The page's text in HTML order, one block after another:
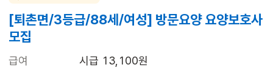
[퇴촌면/3등급/88세/여성] 방문요양 요양보호사
모집
급여
시급 13,100원